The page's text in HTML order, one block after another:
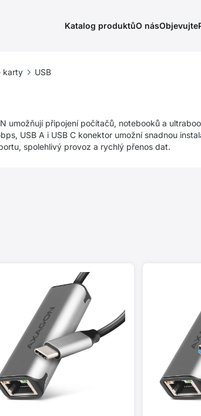
Katalog produktůO násObjevujte
karty USB
umožňují připojení počítačů, notebooků a
USB A i USB C konektor umožní snadnou
spolehlivý provoz a rychlý přenos dat.